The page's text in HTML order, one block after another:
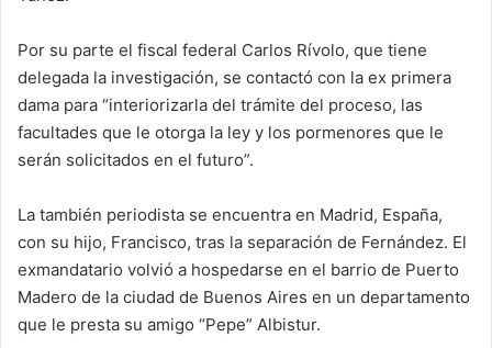
Por su parte el fiscal federal Carlos Rívolo, que tiene
delegada la investigación, se contactó con la ex primera
dama para “interiorizarla del trámite del proceso, las
facultades que le otorga la ley y los pormenores que le
serán solicitados en el futuro”.
La también periodista se encuentra en Madrid, España,
con su hijo, Francisco, tras la separación de Fernández. El
exmandatario volvió a hospedarse en el barrio de Puerto
Madero de la ciudad de Buenos Aires en un departamento
que le presta su amigo “Pepe” Albistur.